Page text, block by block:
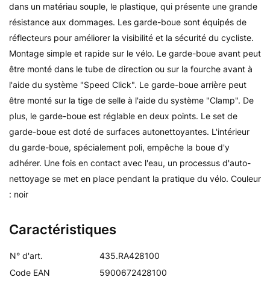
Caractéristiques
N° d'art.
435.RA428100
Code EAN
5900672428100
dans un matériau souple, le plastique, qui présente une grande
résistance aux dommages. Les garde-boue sont équipés de
réflecteurs pour améliorer la visibilité et la sécurité du cycliste.
Montage simple et rapide sur le vélo. Le garde-boue avant peut
être monté dans le tube de direction ou sur la fourche avant à
l'aide du système "Speed Click". Le garde-boue arrière peut
être monté sur la tige de selle à l'aide du système "Clamp". De
plus, le garde-boue est réglable en deux points. Le set de
garde-boue est doté de surfaces autonettoyantes. L'intérieur
du garde-boue, spécialement poli, empêche la boue d'y
adhérer. Une fois en contact avec l'eau, un processus d'auto-
nettoyage se met en place pendant la pratique du vélo. Couleur
: noir